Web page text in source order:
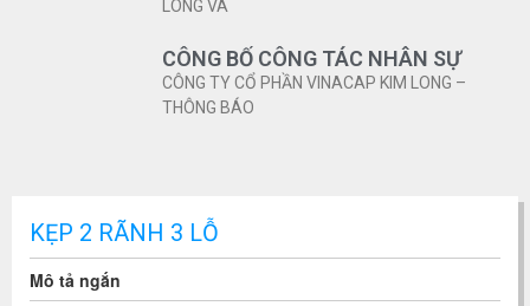
LONG VÀ
CÔNG BỐ CÔNG TÁC NHÂN SỰ
CÔNG TY CỔ PHẦN VINACAP KIM LONG –
THÔNG BÁO
KẸP 2 RÃNH 3 LỖ
Mô tả ngắn